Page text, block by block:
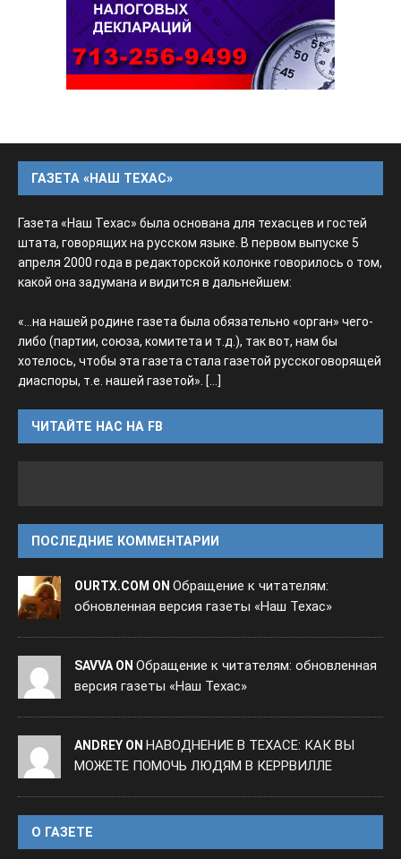
ГАЗЕТА «НАШ ТЕХАС»
Газета «Наш Техас» была основана для техасцев и гостей
штата, говорящих на русском языке. В первом выпуске 5
апреля 2000 года в редакторской колонке говорилось о том,
какой она задумана и видится в дальнейшем:
«...на нашей родине газета была обязательно «орган» чего-
либо (партии, союза, комитета и т.д.), так вот, нам бы
хотелось, чтобы эта газета стала газетой русскоговорящей
диаспоры, т.е. нашей газетой». [...]
ЧИТАЙТЕ НАС НА FB
ПОСЛЕДНИЕ КОММЕНТАРИИ
OURTX.COM ON Обращение к читателям:
обновленная версия газеты «Наш Техас»
SAVVA ON Обращение к читателям: обновленная
версия газеты «Наш Техас»
ANDREY ON НАВОДНЕНИЕ В ТЕХАСЕ: КАК ВЫ
МОЖЕТЕ ПОМОЧЬ ЛЮДЯМ В КЕРРВИЛЛЕ
O ГАЗЕТЕ